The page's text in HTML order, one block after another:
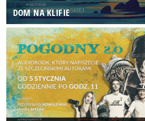
DOM NA KLIFIE